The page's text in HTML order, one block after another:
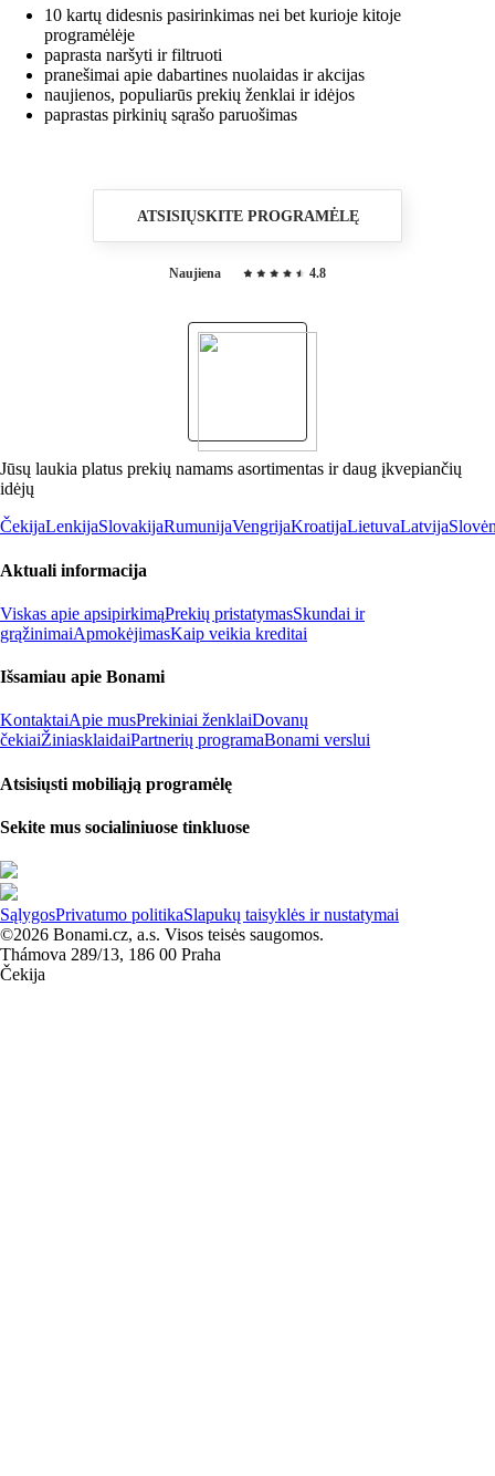
10 kartų didesnis pasirinkimas nei bet kurioje kitoje
programėlėje
paprasta naršyti ir filtruoti
pranešimai apie dabartines nuolaidas ir akcijas
naujienos, populiarūs prekių ženklai ir idėjos
paprastas pirkinių sąrašo paruošimas
ATSISIŲSKITE PROGRAMĖLĘ
Naujiena 4.8
Jūsų laukia platus prekių namams asortimentas ir daug įkvepiančių
idėjų
ČekijaLenkijaSlovakijaRumunijaVengrijaKroatijaLietuvaLatvija
Aktuali informacija
Viskas apie apsipirkimąPrekių pristatymasSkundai ir
grąžinimaiApmokėjimasKaip veikia kreditai
Išsamiau apie Bonami
KontaktaiApie musPrekiniai ženklaiDovanų
čekiaiŽiniasklaidaiPartnerių programaBonami verslui
Atsisiųsti mobiliąją programėlę
Sekite mus socialiniuose tinkluose
SąlygosPrivatumo politikaSlapukų taisyklės ir nustatymai
©2026 Bonami.cz, a.s. Visos teisės saugomos.
Thámova 289/13, 186 00 Praha
Čekija